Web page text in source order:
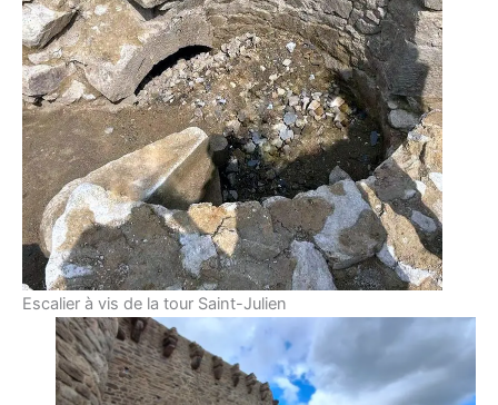
Escalier à vis de la tour Saint-Julien